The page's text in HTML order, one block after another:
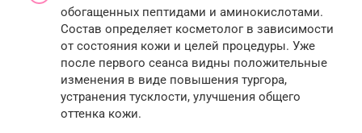
обогащенных пептидами и аминокислотами.
Состав определяет косметолог в зависимости
от состояния кожи и целей процедуры. Уже
после первого сеанса видны положительные
изменения в виде повышения тургора,
устранения тусклости, улучшения общего
оттенка кожи.